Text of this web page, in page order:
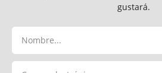
gustará.